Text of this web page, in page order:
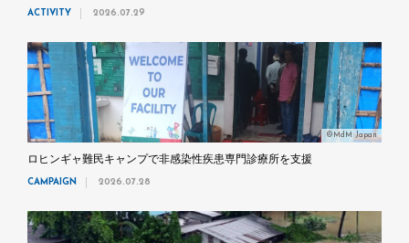
ACTIVITY 2026.07.29
©MdM Japan
ロヒンギャ難民キャンプで非感染性疾患専門診療所を支援
CAMPAIGN 2026.07.28